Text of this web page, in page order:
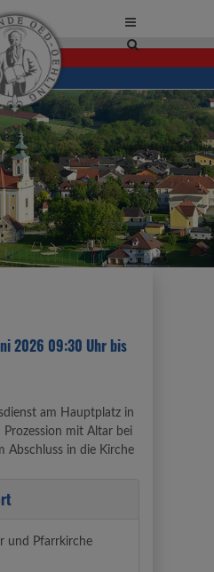
Site
2026 09:30 Uhr bis
am Hauptplatz in
Prozession mit Altar bei
Abschluss in die Kirche
und Pfarrkirche